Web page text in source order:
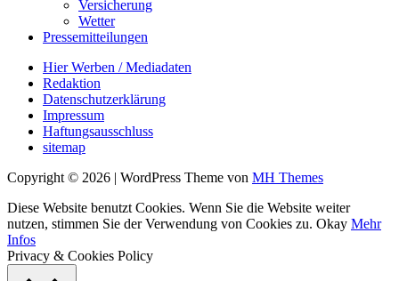
Versicherung
Wetter
Pressemitteilungen
Hier Werben / Mediadaten
Redaktion
Datenschutzerklärung
Impressum
Haftungsausschluss
sitemap
Copyright © 2026 | WordPress Theme von MH Themes
Diese Website benutzt Cookies. Wenn Sie die Website weiter
nutzen, stimmen Sie der Verwendung von Cookies zu. Okay Mehr
Infos
Privacy & Cookies Policy